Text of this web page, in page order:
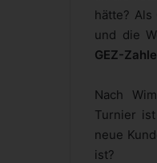
hätte? Als
und die
GEZ-
Nach
Turnier
neue
ist?